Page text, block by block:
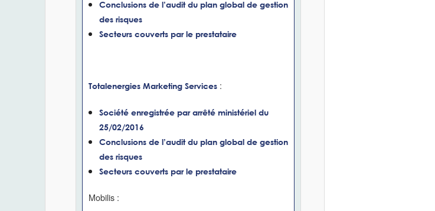
Conclusions de l’audit du plan global de gestion
des risques
Secteurs couverts par le prestataire
Totalenergies Marketing Services :
Société enregistrée par arrêté ministériel du
25/02/2016
Conclusions de l’audit du plan global de gestion
des risques
Secteurs couverts par le prestataire
Mobilis :